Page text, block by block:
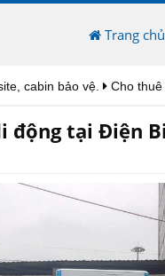
Trang chủ
cabin bảo vệ. Cho
động tại Điện